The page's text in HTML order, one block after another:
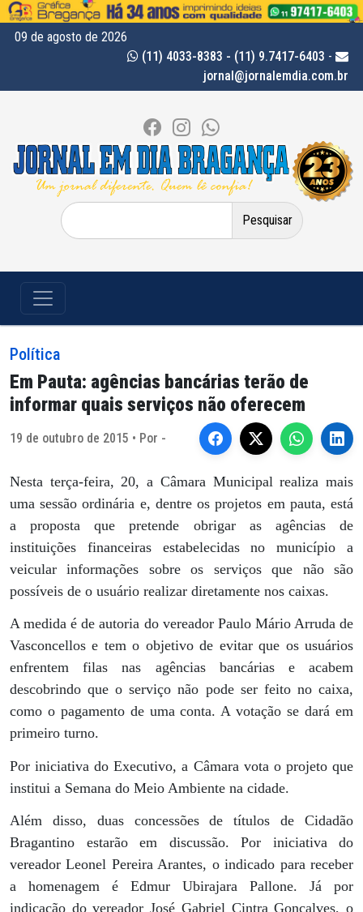
09 de agosto de 2026
(11) 4033-8383 - (11) 9.7417-6403 -
jornal@jornalemdia.com.br
Pesquisar
por:
Política
Em Pauta: agências bancárias terão de
informar quais serviços não oferecem
19 de outubro de 2015 • Por -
Nesta terça-feira, 20, a Câmara Municipal realiza mais
uma sessão ordinária e, dentre os projetos em pauta, está
a proposta que pretende obrigar as agências de
instituições financeiras estabelecidas no município a
veicular informações sobre os serviços que não são
possíveis de o usuário realizar diretamente nos caixas.
A medida é de autoria do vereador Paulo Mário Arruda de
Vasconcellos e tem o objetivo de evitar que os usuários
enfrentem filas nas agências bancárias e acabem
descobrindo que o serviço não pode ser feito no caixa,
como o pagamento de uma conta. A votação se dará em
primeiro turno.
Por iniciativa do Executivo, a Câmara vota o projeto que
institui a Semana do Meio Ambiente na cidade.
Além disso, duas concessões de títulos de Cidadão
Bragantino estarão em discussão. Por iniciativa do
vereador Leonel Pereira Arantes, o indicado para receber
a homenagem é Edmur Ubirajara Pallone. Já por
indicação do vereador José Gabriel Cintra Gonçalves, o